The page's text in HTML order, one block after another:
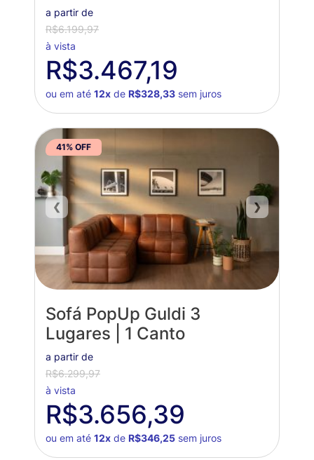
a partir de
R$6.199,97
à vista
R$3.467,19
ou em até 12xde R$328,33sem juros
41% OFF
❮ ❯
Sofá PopUp Guldi 3
Lugares | 1 Canto
a partir de
R$6.299,97
à vista
R$3.656,39
ou em até 12xde R$346,25sem juros